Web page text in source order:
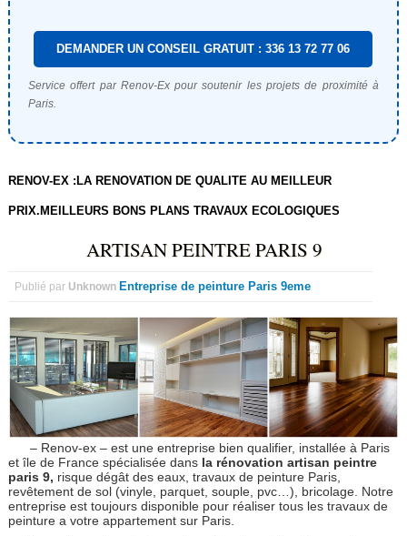
DEMANDER UN CONSEIL GRATUIT : 336 13 72 77 06
Service offert par Renov-Ex pour soutenir les projets de proximité à
Paris.
RENOV-EX :LA RENOVATION DE QUALITE AU MEILLEUR
PRIX.MEILLEURS BONS PLANS TRAVAUX ECOLOGIQUES
ARTISAN PEINTRE PARIS 9
Publié par Unknown Entreprise de peinture Paris 9eme
– Renov-ex – est une entreprise bien qualifier, installée à Paris
et île de France spécialisée dans la rénovation artisan peintre
paris 9, risque dégât des eaux, travaux de peinture Paris,
revêtement de sol (vinyle, parquet, souple, pvc…), bricolage. Notre
entreprise est toujours disponible pour réaliser tous les travaux de
peinture a votre appartement sur Paris.